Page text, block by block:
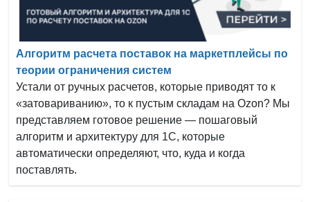
Алгоритм расчета поставок на маркетплейсы по
теории ограничения систем
Устали от ручных расчетов, которые приводят то к
«затовариванию», то к пустым складам на Ozon? Мы
представляем готовое решение — пошаговый
алгоритм и архитектуру для 1С, которые
автоматически определяют, что, куда и когда
поставлять.